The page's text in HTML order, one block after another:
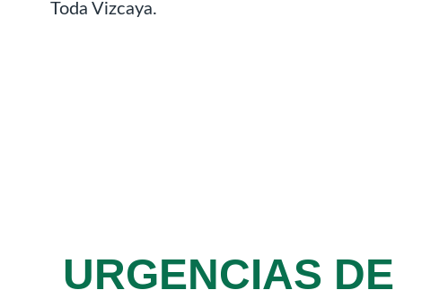
Toda Vizcaya.
URGENCIAS DE